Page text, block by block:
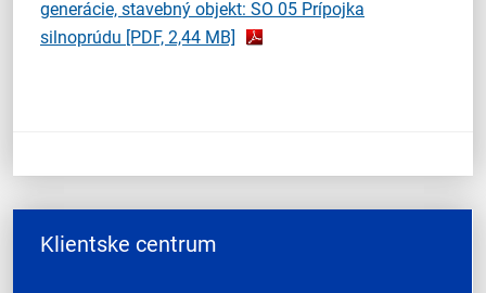
generácie, stavebný objekt: SO 05 Prípojka
silnoprúdu [PDF, 2,44 MB]
Klientske centrum